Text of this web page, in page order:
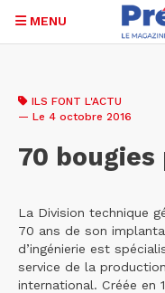
contenu
MENU
ILS FONT L'ACTU
— Le 4 octobre 2016
70 bougies
La Division technique
70 ans de son
d’ingénierie est
service de la
international. Créée en